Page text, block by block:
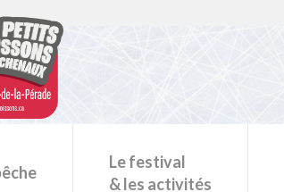
Le festival
& les activités